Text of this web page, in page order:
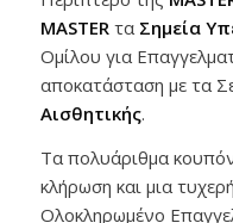
ΜASTER τα Σημεία
Ομίλου για
αποκατάσταση με τα
Αισθητικής.
Τα πολυάριθμα
κλήρωση και μια
Ολοκληρωμένο